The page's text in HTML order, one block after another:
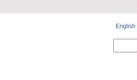
English